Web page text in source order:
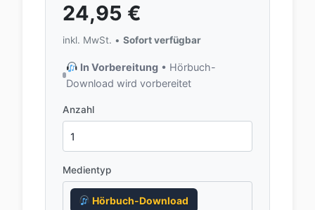
24,95 €
inkl. MwSt. • Sofort verfügbar
In Vorbereitung• Hörbuch-
Download wird vorbereitet
Anzahl
Medientyp
Hörbuch-Download